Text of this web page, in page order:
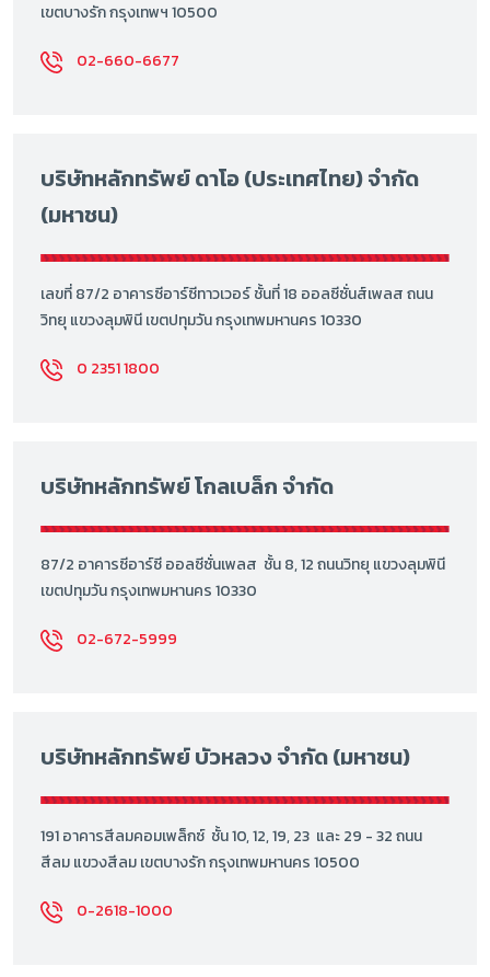
เขตบางรัก กรุงเทพฯ 10500
02-660-6677
บริษัทหลักทรัพย์ ดาโอ (ประเทศไทย) จำกัด
(มหาชน)
เลขที่ 87/2 อาคารซีอาร์ซีทาวเวอร์ ชั้นที่ 18 ออลซีซั่นส์เพลส ถนน
วิทยุ แขวงลุมพินี เขตปทุมวัน กรุงเทพมหานคร 10330
0 2351 1800
บริษัทหลักทรัพย์ โกลเบล็ก จำกัด
87/2 อาคารซีอาร์ซี ออลซีซั่นเพลส ชั้น 8, 12 ถนนวิทยุ แขวงลุมพินี
เขตปทุมวัน กรุงเทพมหานคร 10330
02-672-5999
บริษัทหลักทรัพย์ บัวหลวง จำกัด (มหาชน)
191 อาคารสีลมคอมเพล็กซ์ ชั้น 10, 12, 19, 23 และ 29 - 32 ถนน
สีลม แขวงสีลม เขตบางรัก กรุงเทพมหานคร 10500
0-2618-1000